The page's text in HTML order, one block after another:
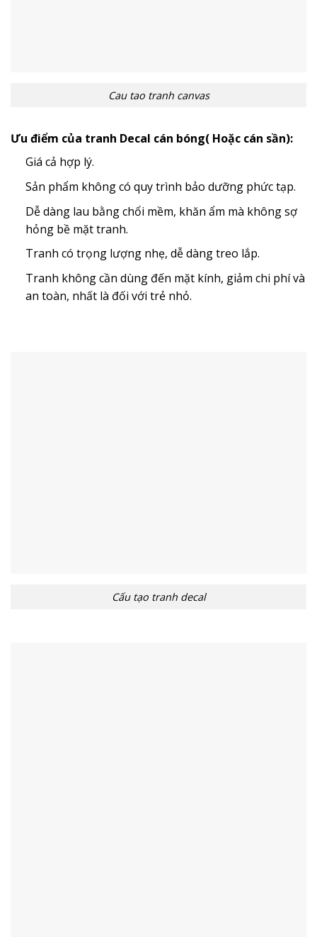
Cau tao tranh canvas
Ưu điểm của tranh Decal cán bóng( Hoặc cán sần):
Giá cả hợp lý.
Sản phẩm không có quy trình bảo dưỡng phức tạp.
Dễ dàng lau bằng chổi mềm, khăn ẩm mà không sợ
hỏng bề mặt tranh.
Tranh có trọng lượng nhẹ, dễ dàng treo lắp.
Tranh không cần dùng đến mặt kính, giảm chi phí và
an toàn, nhất là đối với trẻ nhỏ.
Cấu tạo tranh decal